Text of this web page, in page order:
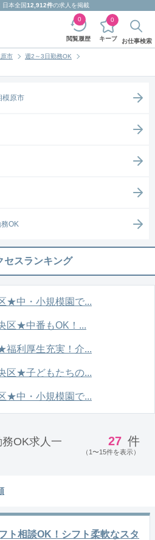
日本全国12,912件の求人を掲載
閲覧履歴
0
キープ
0
お仕事検索
市
週2～3日勤務OK
模原市
OK
セスランキング
★中・小規模園で...
区★中番もOK！...
福利厚生充実！介...
区★子どもたちの...
★中・小規模園で...
OK求人一
27 件
（1〜15件を表示）
ト相談OK！シフト柔軟なスタ